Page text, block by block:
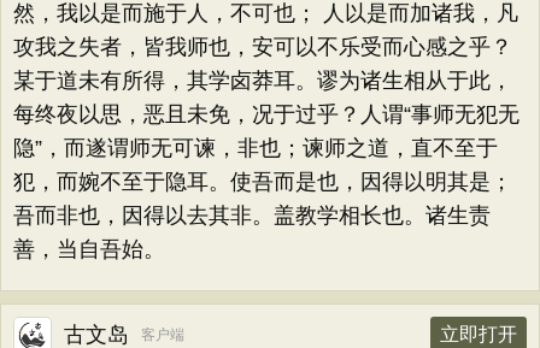
然，我以是而施于人，不可也； 人以是而加诸我，凡
攻我之失者，皆我师也，安可以不乐受而心感之乎？
某于道未有所得，其学卤莽耳。谬为诸生相从于此，
每终夜以思，恶且未免，况于过乎？人谓“事师无犯无
隐”，而遂谓师无可谏，非也；谏师之道，直不至于
犯，而婉不至于隐耳。使吾而是也，因得以明其是；
吾而非也，因得以去其非。盖教学相长也。诸生责
善，当自吾始。
古文岛 客户端 立即打开